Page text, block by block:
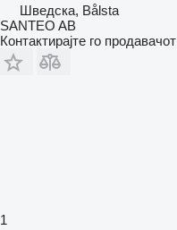
Шведска, Bålsta
SANTEO AB
Контактирајте го продавачот
1